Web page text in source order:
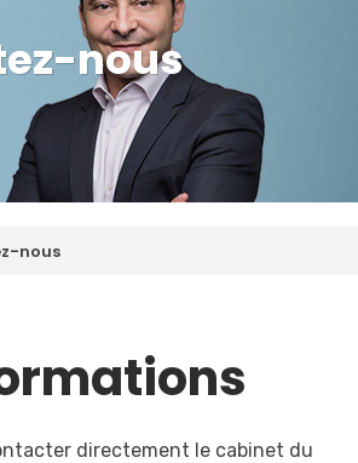
nous
nous
directement le cabinet du